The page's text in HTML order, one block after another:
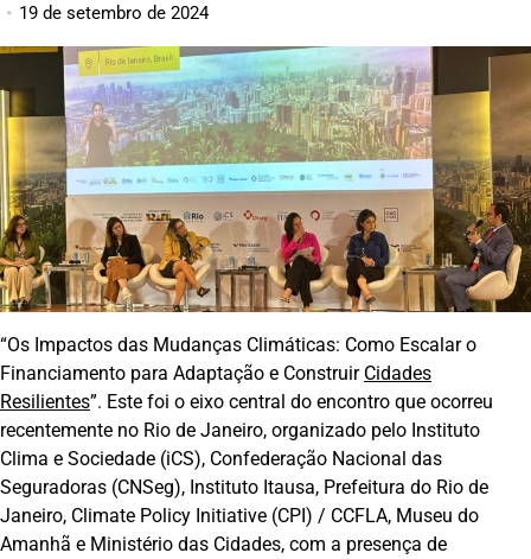
19 de setembro de 2024
“Os Impactos das Mudanças Climáticas: Como Escalar o
Financiamento para Adaptação e Construir Cidades
Resilientes”. Este foi o eixo central do encontro que ocorreu
recentemente no Rio de Janeiro, organizado pelo Instituto
Clima e Sociedade (iCS), Confederação Nacional das
Seguradoras (CNSeg), Instituto Itausa, Prefeitura do Rio de
Janeiro, Climate Policy Initiative (CPI) / CCFLA, Museu do
Amanhã e Ministério das Cidades, com a presença de